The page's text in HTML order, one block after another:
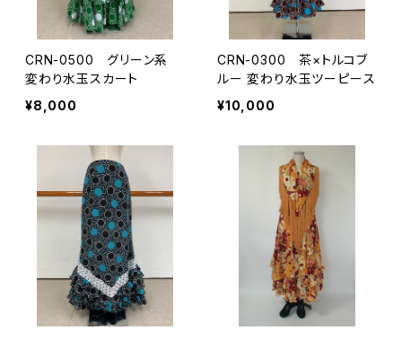
CRN-0500 グリーン系
変わり水玉スカート
¥8,000
CRN-0300 茶×トルコブ
ルー 変わり水玉ツーピース
¥10,000